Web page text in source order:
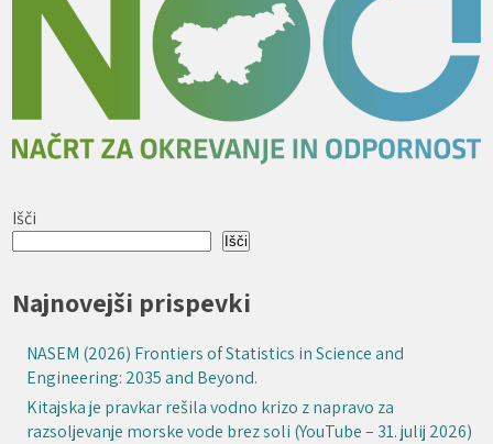
Išči
Išči
Najnovejši prispevki
NASEM (2026) Frontiers of Statistics in Science and
Engineering: 2035 and Beyond.
Kitajska je pravkar rešila vodno krizo z napravo za
razsoljevanje morske vode brez soli (YouTube – 31. julij 2026)